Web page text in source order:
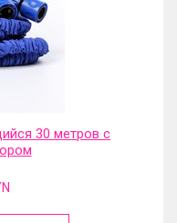
30 метров с